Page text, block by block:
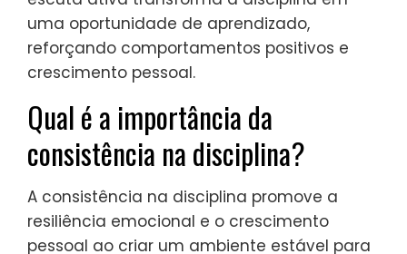
ativamente, os adultos modelam empatia
e paciência, permitindo que as crianças
expressem sentimentos sem medo. Essa
prática melhora a inteligência emocional,
permitindo diálogos construtivos e
resolução de conflitos. Em última análise, a
escuta ativa transforma a disciplina em
reforçando comportamentos positivos e
crescimento pessoal.